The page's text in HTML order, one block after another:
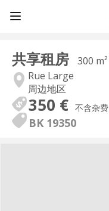
共享租房
300 m²
Rue Large
周边地区
350 € 不含杂费
BK 19350